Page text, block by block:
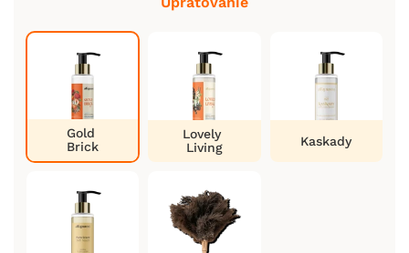
Gold
Brick
Lovely
Living
Kaskady